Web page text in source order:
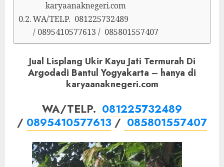
karyaanaknegeri.com
WA/TELP. 081225732489
/ 0895410577613 / 085801557407
Jual Lisplang Ukir Kayu Jati Termurah Di
Argodadi Bantul Yogyakarta – hanya di
karyaanaknegeri.com
WA/TELP. 081225732489
/ 0895410577613/085801557407